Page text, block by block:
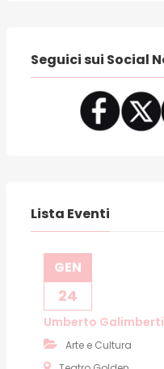
Seguici sui Social
Lista Eventi
GEN
24
Umberto
Arte e Cultura